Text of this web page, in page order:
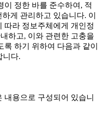
이 정한 바를 준수하여, 적
게 관리하고 있습니다. 이
따라 정보주체에게 개인정
하고, 이와 관련한 고충을
하기 위하여 다음과 같이
니다.
용으로 구성되어 있습니